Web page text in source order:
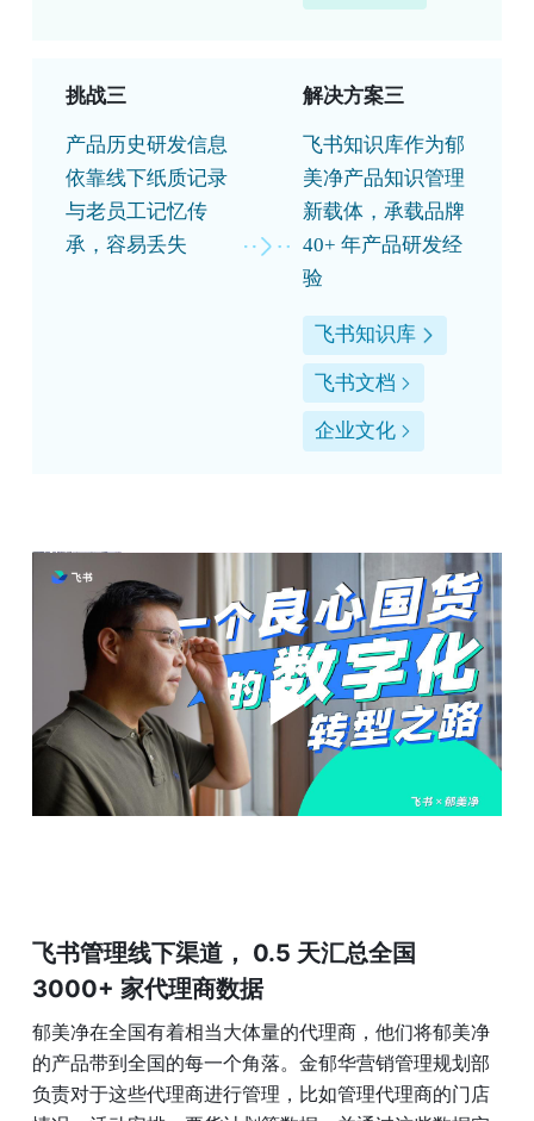
挑战三
产品历史研发信息
依靠线下纸质记录
与老员工记忆传
承，容易丢失
解决方案三
飞书知识库作为郁
美净产品知识管理
新载体，承载品牌
40+ 年产品研发经
验
飞书知识库
飞书文档
企业文化
飞书管理线下渠道， 0.5 天汇总全国
3000+ 家代理商数据
郁美净在全国有着相当大体量的代理商，他们将郁美净
的产品带到全国的每一个角落。金郁华营销管理规划部
负责对于这些代理商进行管理，比如管理代理商的门店